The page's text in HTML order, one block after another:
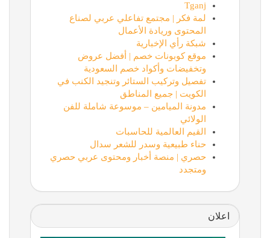
Tganj
لمة فكر | مجتمع تفاعلي عربي لصناع
المحتوى وريادة الأعمال
شبكة رأي الإخبارية
موقع كوبونات خصم | أفضل عروض
وتخفيضات وأكواد خصم السعودية
تفصيل وتركيب الستائر وتنجيد الكنب في
الكويت | جميع المناطق
مدونة الميامين – موسوعة شاملة للفن
الولائي
القيم العالمية للحاسبات
حناء طبيعية وسدر للشعر سدال
حصري | منصة أخبار ومحتوى عربي حصري
ومتجدد
اعلان